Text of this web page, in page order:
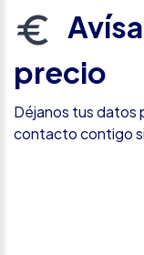
precio
Déjanos tus datos
contacto contigo